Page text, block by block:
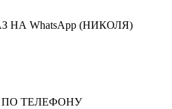
WhatsApp (НИКОЛЯ)
ТЕЛЕФОНУ